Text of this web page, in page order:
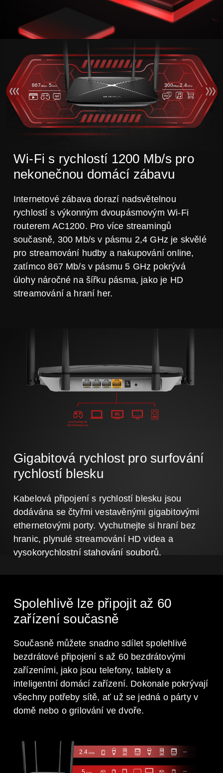
867Mbps 5GHz 300Mbps2.4GHz
Wi-Fi s rychlostí 1200 Mb/s pro
nekonečnou domácí zábavu
Internetové zábava dorazí nadsvětelnou
rychlostí s výkonným dvoupásmovým Wi-Fi
routerem AC1200. Pro více streamingů
současně, 300 Mb/s v pásmu 2,4 GHz je skvělé
pro streamování hudby a nakupování online,
zatímco 867 Mb/s v pásmu 5 GHz pokrývá
úlohy náročné na šířku pásma, jako je HD
streamování a hraní her.
Hra Desktop 4K
HDTV Počítač Nas
Gigabitová rychlost pro surfování
rychlostí blesku
Kabelová připojení s rychlostí blesku jsou
dodávána se čtyřmi vestavěnými gigabitovými
ethernetovými porty. Vychutnejte si hraní bez
hranic, plynulé streamování HD videa a
vysokorychlostní stahování souborů.
Spolehlivě lze připojit až 60
zařízení současně
Současně můžete snadno sdílet spolehlivé
bezdrátové připojení s až 60 bezdrátovými
zařízeními, jako jsou telefony, tablety a
inteligentní domácí zařízení. Dokonale pokrývají
všechny potřeby sítě, ať už se jedná o párty v
domě nebo o grilování ve dvoře.
2.4 GHz